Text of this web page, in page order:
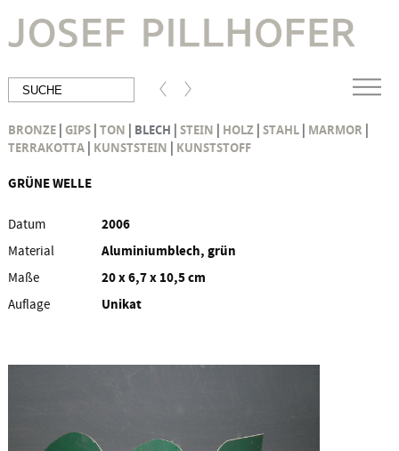
BRONZE | GIPS |TON | BLECH |STEIN | HOLZ |STAHL | MARMOR |
TERRAKOTTA | KUNSTSTEIN | KUNSTSTOFF
GRÜNE WELLE
Datum
2006
Material
Aluminiumblech, grün
beschichtet
Maße
20 x 6,7 x 10,5 cm
Auflage
Unikat